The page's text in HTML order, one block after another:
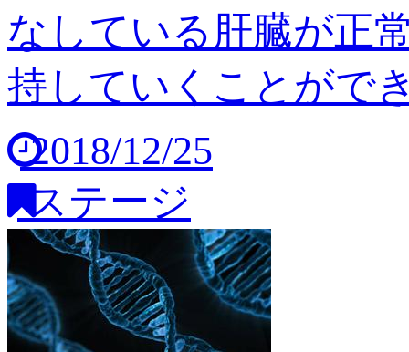
なしている肝臓が正
持していくことがで
2018/12/25
ステージ